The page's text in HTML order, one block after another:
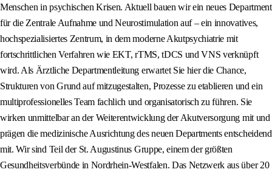
Menschen in psychischen Krisen. Aktuell bauen wir ein neues Department
für die Zentrale Aufnahme und Neurostimulation auf – ein innovatives,
hochspezialisiertes Zentrum, in dem moderne Akutpsychiatrie mit
fortschrittlichen Verfahren wie EKT, rTMS, tDCS und VNS verknüpft
wird. Als Ärztliche Departmentleitung erwartet Sie hier die Chance,
Strukturen von Grund auf mitzugestalten, Prozesse zu etablieren und ein
multiprofessionelles Team fachlich und organisatorisch zu führen. Sie
wirken unmittelbar an der Weiterentwicklung der Akutversorgung mit und
prägen die medizinische Ausrichtung des neuen Departments entscheidend
mit. Wir sind Teil der St. Augustinus Gruppe, einem der größten
Gesundheitsverbünde in Nordrhein-Westfalen. Das Netzwerk aus über 20